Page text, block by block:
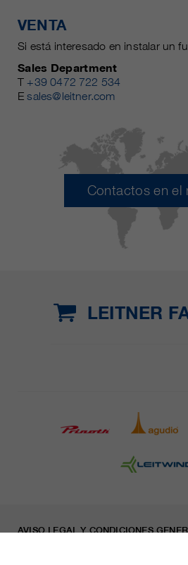
VENTA
Si está interesado en instalar un
Sales Department
T +39 0472 722 534
Esales@leitner.com
Contactos en el
LEITNER
AVISO LEGAL Y CONDICIONES